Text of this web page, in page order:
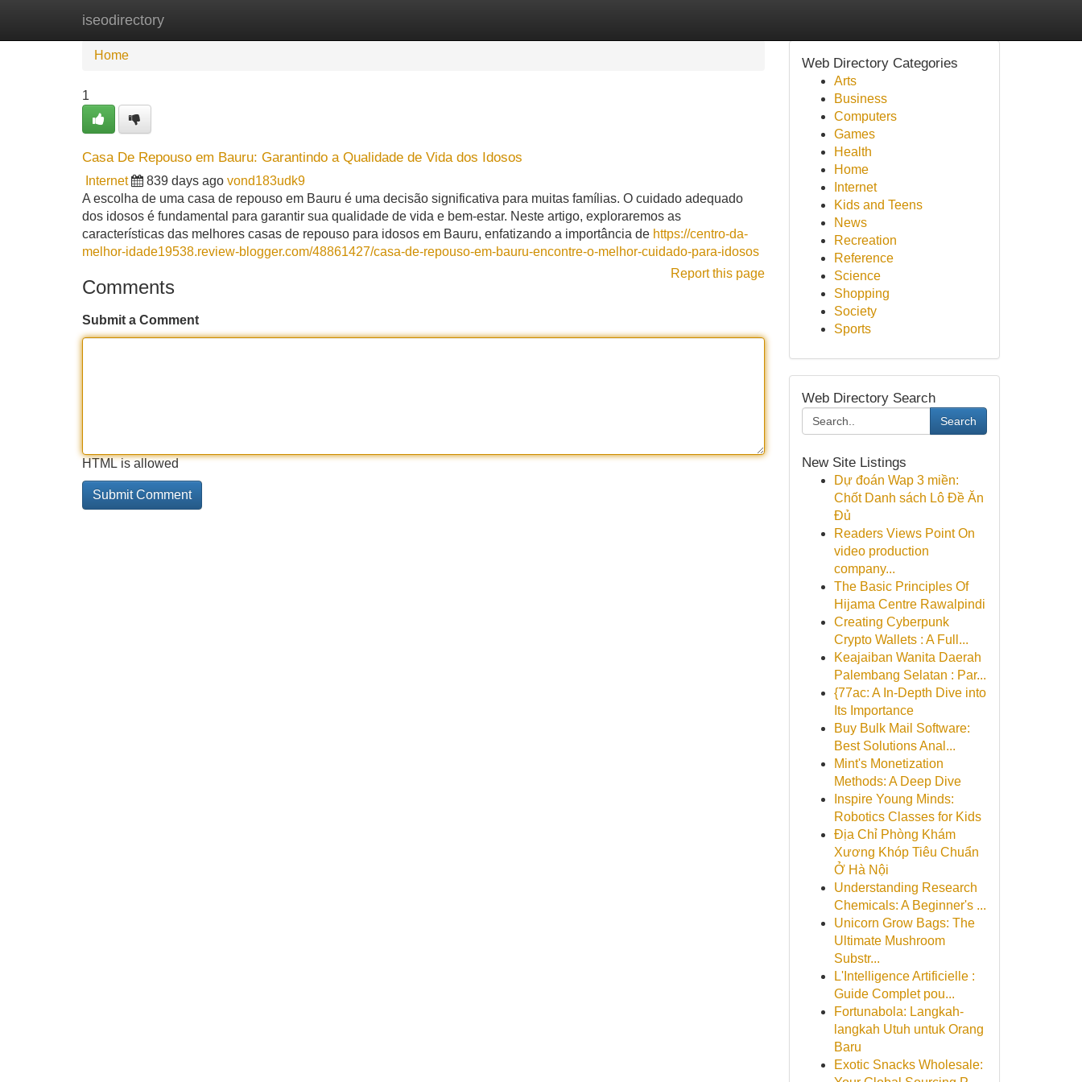
iseodirectory
Home
Home
1
Casa De Repouso em Bauru: Garantindo a Qualidade de Vida dos Idosos
Internet 839 days ago vond183udk9
A escolha de uma casa de repouso em Bauru é uma decisão significativa para muitas famílias. O cuidado adequado
dos idosos é fundamental para garantir sua qualidade de vida e bem-estar. Neste artigo, exploraremos as
características das melhores casas de repouso para idosos em Bauru, enfatizando a importância de https://centro-da-
melhor-idade19538.review-blogger.com/48861427/casa-de-repouso-em-bauru-encontre-o-melhor-cuidado-para-idosos
Report this page
Comments
Submit a Comment
HTML is allowed
Web Directory Categories
Arts
Business
Computers
Games
Health
Home
Internet
Kids and Teens
News
Recreation
Reference
Science
Shopping
Society
Sports
Web Directory Search
Search
New Site Listings
Dự đoán Wap 3 miền:
Chốt Danh sách Lô Đề Ăn
Đủ
Readers Views Point On
video production
company...
The Basic Principles Of
Hijama Centre Rawalpindi
Creating Cyberpunk
Crypto Wallets : A Full...
Keajaiban Wanita Daerah
Palembang Selatan : Par...
{77ac: A In-Depth Dive into
Its Importance
Buy Bulk Mail Software:
Best Solutions Anal...
Mint's Monetization
Methods: A Deep Dive
Inspire Young Minds:
Robotics Classes for Kids
Địa Chỉ Phòng Khám
Xương Khóp Tiêu Chuẩn
Ở Hà Nội
Understanding Research
Chemicals: A Beginner's ...
Unicorn Grow Bags: The
Ultimate Mushroom
Substr...
L'Intelligence Artificielle :
Guide Complet pou...
Fortunabola: Langkah-
langkah Utuh untuk Orang
Baru
Exotic Snacks Wholesale: